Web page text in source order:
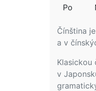
Čínština
a v
Klasickou
v
Po